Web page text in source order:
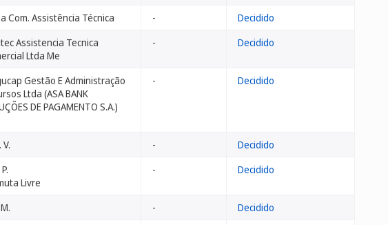
Com. Assistência Técnica -
Decidido
Assistencia Tecnica
Ltda Me
- Decidido
Gestão E Administração
Ltda (ASA BANK
DE PAGAMENTO S.A.)
- Decidido
V. -
Decidido
Livre
- Decidido
-
Decidido